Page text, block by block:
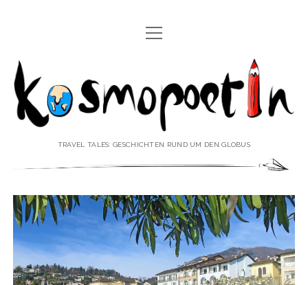
REISEREPORTAGEN
REISEPOESIE
REISEKOLUMNEN
REISEVIDEOS
REISESPECIALS
♥ ÜBER DEN REISEBLOG Menü
öffnen
Menü
öffnen
Kosmopoetin
TRAVEL TALES: GESCHICHTEN RUND UM DEN GLOBUS